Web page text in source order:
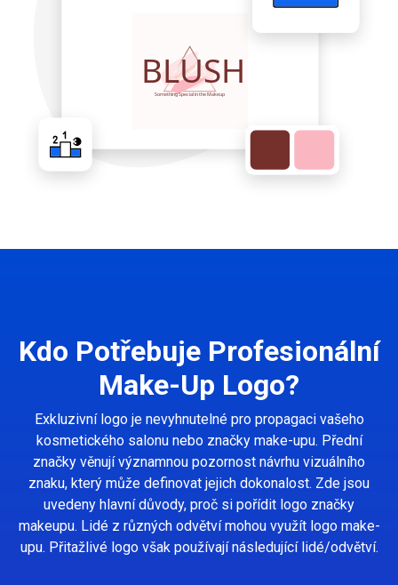
Kdo Potřebuje Profesionální
Make-Up Logo?
Exkluzivní logo je nevyhnutelné pro propagaci vašeho
kosmetického salonu nebo značky make-upu. Přední
značky věnují významnou pozornost návrhu vizuálního
znaku, který může definovat jejich dokonalost. Zde jsou
uvedeny hlavní důvody, proč si pořídit logo značky
makeupu. Lidé z různých odvětví mohou využít logo make-
upu. Přitažlivé logo však používají následující lidé/odvětví.